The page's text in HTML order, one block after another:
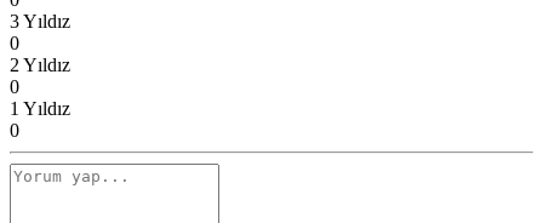
3 Yıldız
0
2 Yıldız
0
1 Yıldız
0